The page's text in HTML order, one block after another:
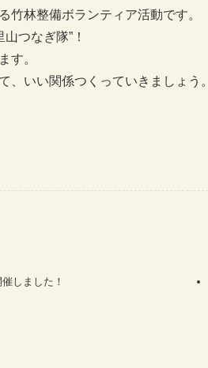
竹林整備ボランティア活動です。
つなぎ隊”！
す。
、いい関係つくっていきましょう。
しました！